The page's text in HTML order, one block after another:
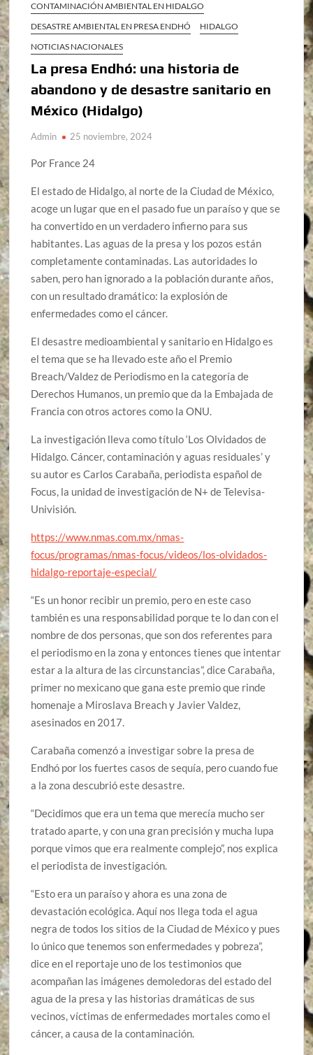
CONTAMINACIÓN AMBIENTAL EN HIDALGO
DESASTRE AMBIENTAL EN PRESA ENDHÓ
HIDALGO
NOTICIAS NACIONALES
La presa Endhó: una historia de
abandono y de desastre sanitario en
México (Hidalgo)
Admin 25 noviembre, 2024
Por France 24
El estado de Hidalgo, al norte de la Ciudad de México,
acoge un lugar que en el pasado fue un paraíso y que se
ha convertido en un verdadero infierno para sus
habitantes. Las aguas de la presa y los pozos están
completamente contaminadas. Las autoridades lo
saben, pero han ignorado a la población durante años,
con un resultado dramático: la explosión de
enfermedades como el cáncer.
El desastre medioambiental y sanitario en Hidalgo es
el tema que se ha llevado este año el Premio
Breach/Valdez de Periodismo en la categoría de
Derechos Humanos, un premio que da la Embajada de
Francia con otros actores como la ONU.
La investigación lleva como título ‘Los Olvidados de
Hidalgo. Cáncer, contaminación y aguas residuales’ y
su autor es Carlos Carabaña, periodista español de
Focus, la unidad de investigación de N+ de Televisa-
Univisión.
https://www.nmas.com.mx/nmas-
focus/programas/nmas-focus/videos/los-olvidados-
hidalgo-reportaje-especial/
“Es un honor recibir un premio, pero en este caso
también es una responsabilidad porque te lo dan con el
nombre de dos personas, que son dos referentes para
el periodismo en la zona y entonces tienes que intentar
estar a la altura de las circunstancias”, dice Carabaña,
primer no mexicano que gana este premio que rinde
homenaje a Miroslava Breach y Javier Valdez,
asesinados en 2017.
Carabaña comenzó a investigar sobre la presa de
Endhó por los fuertes casos de sequía, pero cuando fue
a la zona descubrió este desastre.
“Decidimos que era un tema que merecía mucho ser
tratado aparte, y con una gran precisión y mucha lupa
porque vimos que era realmente complejo”, nos explica
el periodista de investigación.
“Esto era un paraíso y ahora es una zona de
devastación ecológica. Aquí nos llega toda el agua
negra de todos los sitios de la Ciudad de México y pues
lo único que tenemos son enfermedades y pobreza”,
dice en el reportaje uno de los testimonios que
acompañan las imágenes demoledoras del estado del
agua de la presa y las historias dramáticas de sus
vecinos, víctimas de enfermedades mortales como el
cáncer, a causa de la contaminación.